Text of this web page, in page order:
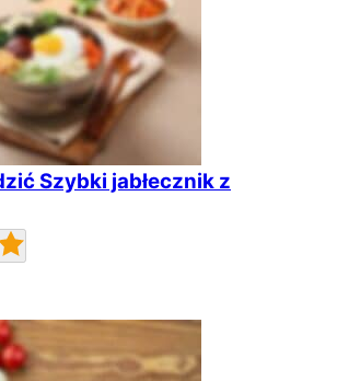
Szybki jabłecznik z